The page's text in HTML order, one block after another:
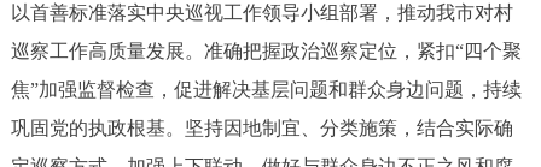
以首善标准落实中央巡视工作领导小组部署，推动我市对村
巡察工作高质量发展。准确把握政治巡察定位，紧扣“四个聚
焦”加强监督检查，促进解决基层问题和群众身边问题，持续
巩固党的执政根基。坚持因地制宜、分类施策，结合实际确